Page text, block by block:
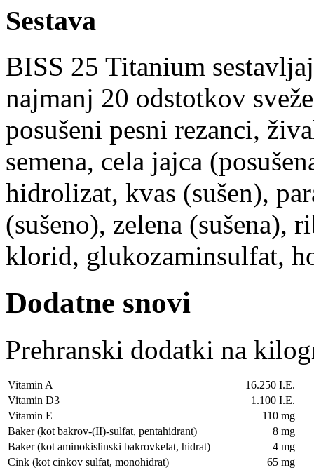
Sestava
BISS 25 Titanium
najmanj 20 odstotkov
posušeni pesni rezanci,
semena, cela jajca
hidrolizat, kvas (sušen),
(sušeno), zelena
klorid, glukozaminsulfat,
Dodatne snovi
Prehranski dodatki na
Vitamin A
16.250 I.E.
Vitamin D3
1.100 I.E.
Vitamin E
110 mg
Baker (kot bakrov-(II)-sulfat, pentahidrant)
8 mg
Baker (kot aminokislinski bakrovkelat, hidrat)
4 mg
Cink (kot cinkov sulfat, monohidrat)
65 mg